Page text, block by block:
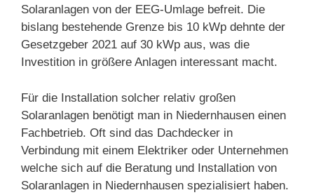
Solaranlagen von der EEG-Umlage befreit. Die
bislang bestehende Grenze bis 10 kWp dehnte der
Gesetzgeber 2021 auf 30 kWp aus, was die
Investition in größere Anlagen interessant macht.
Für die Installation solcher relativ großen
Solaranlagen benötigt man in Niedernhausen einen
Fachbetrieb. Oft sind das Dachdecker in
Verbindung mit einem Elektriker oder Unternehmen
welche sich auf die Beratung und Installation von
Solaranlagen in Niedernhausen spezialisiert haben.